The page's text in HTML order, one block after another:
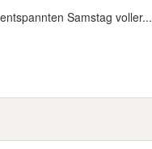
Samstag voller...